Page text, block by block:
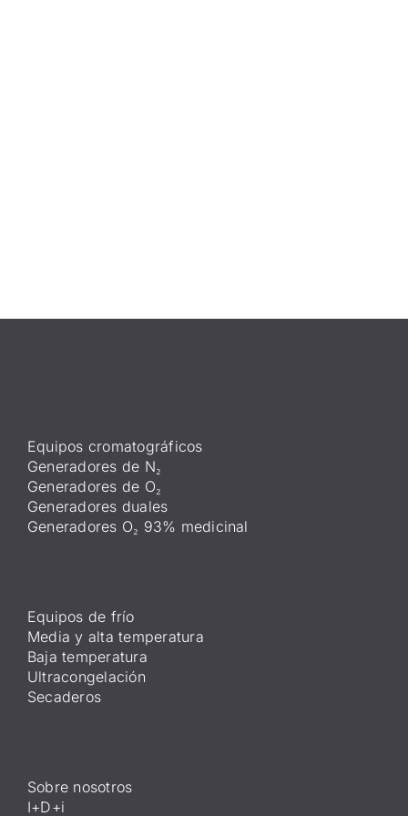
Equipos cromatográficos
Generadores de N₂
Generadores de O₂
Generadores duales
Generadores O₂ 93% medicinal
Equipos de frío
Media y alta temperatura
Baja temperatura
Ultracongelación
Secaderos
Sobre nosotros
I+D+i